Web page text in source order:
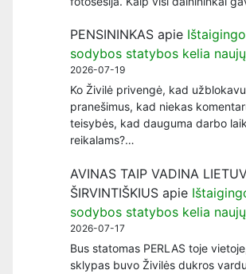
PENSININKAS apie
sodybos statybos kelia
2026-07-19
Ko Živilė privengė, kad
pranešimus, kad niekas
teisybės, kad dauguma darbo
reikalams?…
AVINAS TAIP VADINA
ŠIRVINTIŠKIUS apie
sodybos statybos kelia
2026-07-17
Bus statomas PERLAS toje
sklypas buvo Živilės dukros